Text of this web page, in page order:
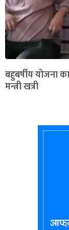
बहुबर्षीय योजना
मन्त्री खत्री